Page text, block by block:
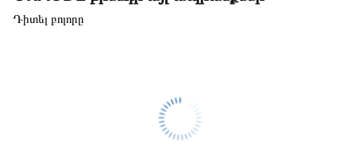
Դիտել բոլորը